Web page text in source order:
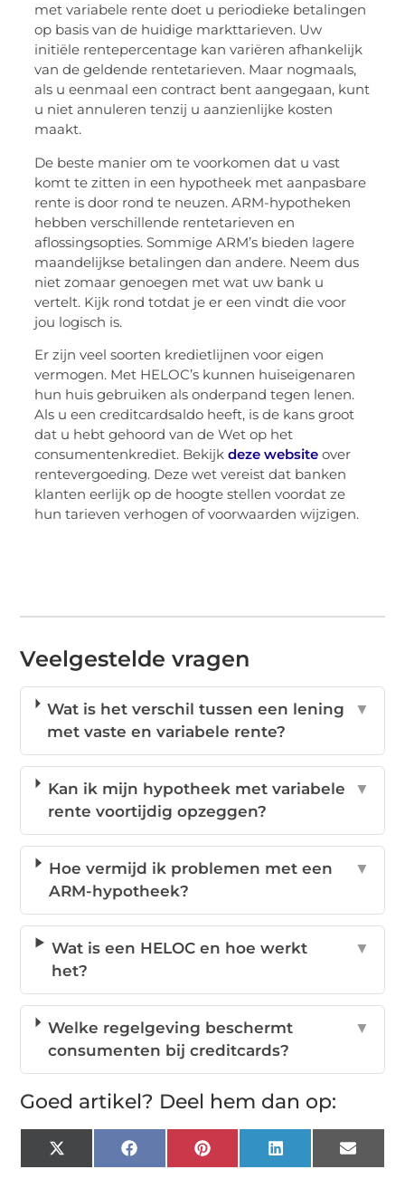
met variabele rente doet u periodieke betalingen
op basis van de huidige markttarieven. Uw
initiële rentepercentage kan variëren afhankelijk
van de geldende rentetarieven. Maar nogmaals,
als u eenmaal een contract bent aangegaan, kunt
u niet annuleren tenzij u aanzienlijke kosten
maakt.
De beste manier om te voorkomen dat u vast
komt te zitten in een hypotheek met aanpasbare
rente is door rond te neuzen. ARM-hypotheken
hebben verschillende rentetarieven en
aflossingsopties. Sommige ARM’s bieden lagere
maandelijkse betalingen dan andere. Neem dus
niet zomaar genoegen met wat uw bank u
vertelt. Kijk rond totdat je er een vindt die voor
jou logisch is.
Er zijn veel soorten kredietlijnen voor eigen
vermogen. Met HELOC’s kunnen huiseigenaren
hun huis gebruiken als onderpand tegen lenen.
Als u een creditcardsaldo heeft, is de kans groot
dat u hebt gehoord van de Wet op het
consumentenkrediet. Bekijkdeze website over
rentevergoeding. Deze wet vereist dat banken
klanten eerlijk op de hoogte stellen voordat ze
hun tarieven verhogen of voorwaarden wijzigen.
Veelgestelde vragen
Wat is het verschil tussen een lening
met vaste en variabele rente?
▼
Kan ik mijn hypotheek met variabele
rente voortijdig opzeggen?
▼
Hoe vermijd ik problemen met een
ARM-hypotheek?
▼
Wat is een HELOC en hoe werkt
het?
▼
Welke regelgeving beschermt
consumenten bij creditcards?
▼
Goed artikel? Deel hem dan op:
X
(Twitter)
FacebookPinterestLinkedInEmail